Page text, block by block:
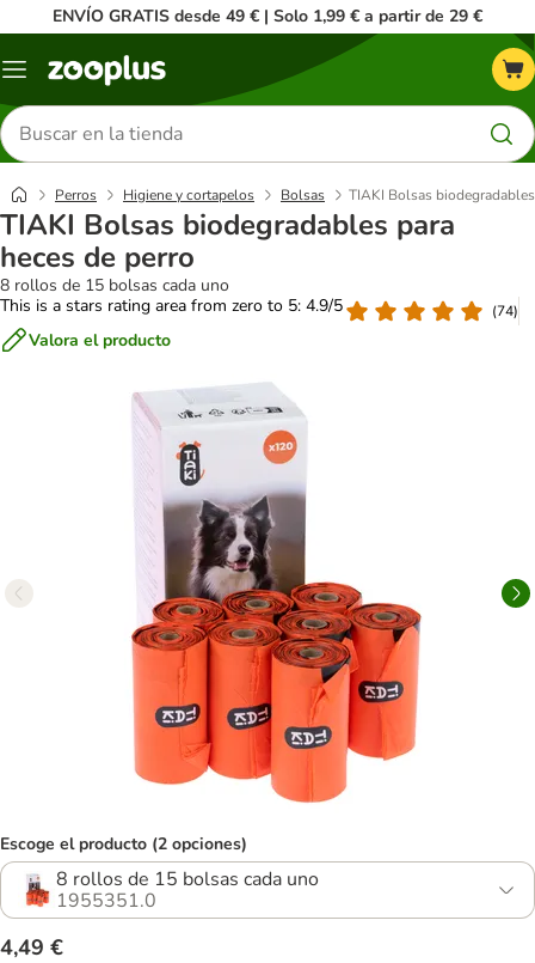
ENVÍO GRATIS desde 49 € | Solo 1,99 € a partir de 29 €
Menú
Buscar
productos
Perros Higiene y cortapelos Bolsas TIAKI Bolsas
TIAKI Bolsas biodegradables para
heces de perro
8 rollos de 15 bolsas cada uno
This is a stars rating area from zero to 5: 4.9/5
(74)
Valora el producto
Escoge el producto (2 opciones)
8 rollos de 15 bolsas cada uno
1955351.0
4,49 €